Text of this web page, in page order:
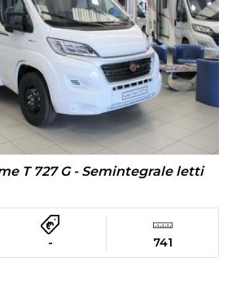
T 727 G - Semintegrale letti
- 741